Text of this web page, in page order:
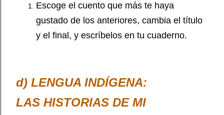
Escoge el cuento que más te haya
gustado de los anteriores, cambia el título
y el final, y escríbelos en tu cuaderno.
d) LENGUA INDÍGENA:
LAS HISTORIAS DE MI